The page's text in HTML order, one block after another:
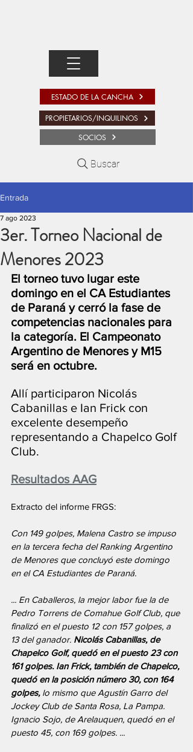
SOCIOS
ESTADO DE LA CANCHA
PROPIETARIOS/INQUILINOS
Buscar
Entrada
3er. Torneo Nacional de
Menores 2023
7 ago 2023
El torneo tuvo lugar este
domingo en el CA Estudiantes
de Paraná y cerró la fase de
competencias nacionales para
la categoría. El Campeonato
Argentino de Menores y M15
será en octubre.
Allí participaron Nicolás
Cabanillas e Ian Frick con
excelente desempeño
representando a Chapelco Golf
Club.
Resultados AAG
Extracto del informe FRGS:
Con 149 golpes, Malena Castro se impuso
en la tercera fecha del Ranking Argentino
de Menores que concluyó este domingo
en el CA Estudiantes de Paraná.
... En Caballeros, la mejor labor fue la de
Pedro Torrens de Comahue Golf Club, que
finalizó en el puesto 12 con 157 golpes, a
13 del ganador. Nicolás Cabanillas, de
Chapelco Golf, quedó en el puesto 23 con
161 golpes. Ian Frick, también de Chapelco,
quedó en la posición número 30, con 164
golpes, lo mismo que Agustín Garro del
Jockey Club de Santa Rosa, La Pampa.
Ignacio Sojo, de Arelauquen, quedó en el
puesto 45, con 169 golpes. ...